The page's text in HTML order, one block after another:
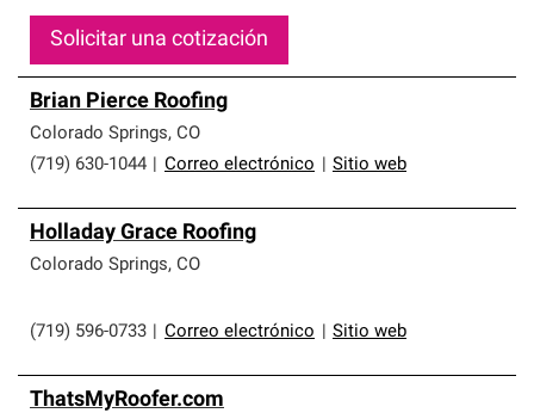
Solicitar una cotización
Brian Pierce Roofing
Colorado Springs, CO
(719) 630-1044
Correo electrónico Sitio web
Holladay Grace Roofing
Colorado Springs, CO
(719) 596-0733 Correo electrónico Sitio web
ThatsMyRoofer.com